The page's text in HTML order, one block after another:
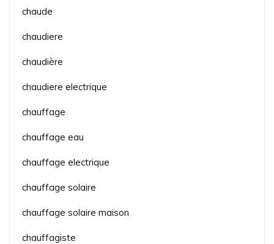
chaude
chaudiere
chaudière
chaudiere electrique
chauffage
chauffage eau
chauffage electrique
chauffage solaire
chauffage solaire maison
chauffagiste